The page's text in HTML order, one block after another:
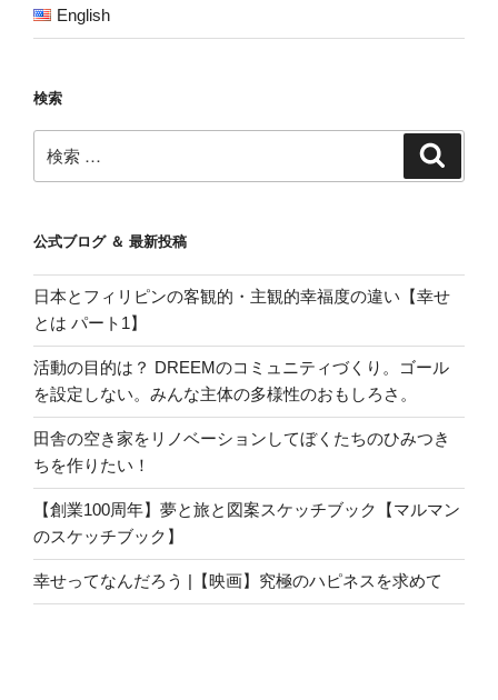
English
検索
索:
公式ブログ ＆ 最新投稿
日本とフィリピンの客観的・主観的幸福度の違い【幸せ
とは パート1】
活動の目的は？ DREEMのコミュニティづくり。ゴール
を設定しない。みんな主体の多様性のおもしろさ。
田舎の空き家をリノベーションしてぼくたちのひみつき
ちを作りたい！
【創業100周年】夢と旅と図案スケッチブック【マルマン
のスケッチブック】
幸せってなんだろう |【映画】究極のハピネスを求めて